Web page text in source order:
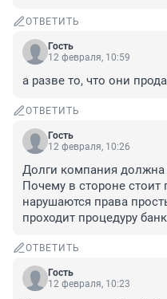
ОТВЕТИТЬ
Гость
12 февраля, 10:59
а разве то, что они
ОТВЕТИТЬ
Гость
12 февраля, 10:26
Долги компания должна
Почему в стороне стоит
нарушаются права
проходит процедуру
ОТВЕТИТЬ
Гость
12 февраля, 10:23